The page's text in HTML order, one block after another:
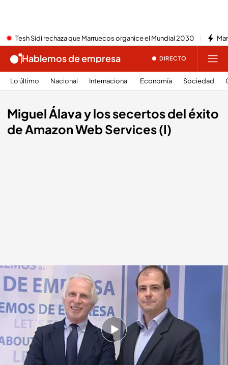
Tesh Sidi rechaza que Marruecos organice el Mundial 2030
Hablemos de empresa DIRECTO
Lo último Nacional Internacional Economía Sociedad
Miguel Álava y los secertos del éxito
de Amazon Web Services (I)
Giuseppe Tringali
29 NOV 2017 - 06:00h.
Compartir